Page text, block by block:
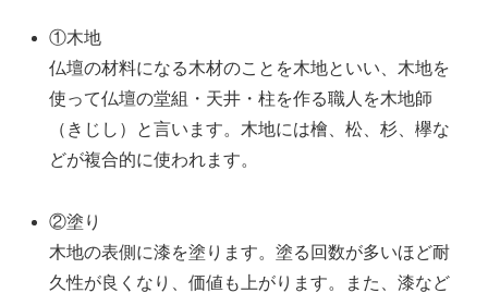
①木地
仏壇の材料になる木材のことを木地といい、木地を
使って仏壇の堂組・天井・柱を作る職人を木地師
（きじし）と言います。木地には檜、松、杉、欅な
どが複合的に使われます。
②塗り
木地の表側に漆を塗ります。塗る回数が多いほど耐
久性が良くなり、価値も上がります。また、漆など